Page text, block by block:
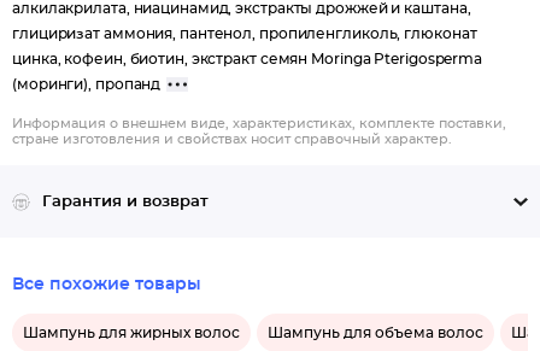
алкилакрилата, ниацинамид, экстракты дрожжей и каштана,
глициризат аммония, пантенол, пропиленгликоль, глюконат
цинка, кофеин, биотин, экстракт семян Moringa Pterigosperma
(моринги), пропанд
Информация о внешнем виде, характеристиках, комплекте поставки,
стране изготовления и свойствах носит справочный характер.
Гарантия и возврат
Все похожие товары
Шампунь для жирных волос Шампунь для объема волос